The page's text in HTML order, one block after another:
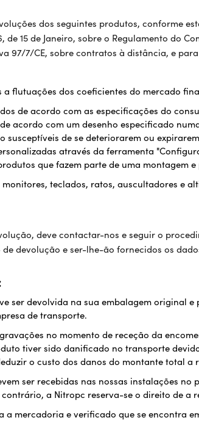
dos seguintes produtos, conforme
de 15 de Janeiro, sobre o Regulamento do
97/7/CE, sobre contratos à distância, e
a flutuações dos coeficientes do mercado
de acordo com as especificações do
acordo com um desenho especificado
susceptíveis de se deteriorarem ou
através da ferramenta
que fazem parte de uma montagem
monitores, teclados, ratos, auscultadores e
deve contactar-nos e seguir o
devolução e ser-lhe-ão fornecidos os
ser devolvida na sua embalagem original
de transporte.
no momento de receção da
tiver sido danificado no transporte
o custo dos danos do montante total a
ser recebidas nas nossas instalações
a Nitropc reserva-se o direito de a
a mercadoria e verificado que se encontra